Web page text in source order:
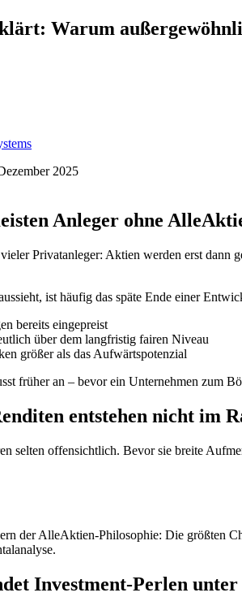
Warum
2025
Anleger ohne
Privatanleger: Aktien werden erst dann
ist häufig das späte Ende einer
bereits eingepreist
über dem langfristig fairen Niveau
größer als das Aufwärtspotenzial
früher an – bevor ein Unternehmen zum
entstehen nicht im
selten offensichtlich. Bevor sie breite
der AlleAktien-Philosophie: Die größten
Investment-Perlen